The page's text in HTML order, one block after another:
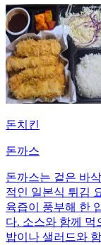
돈치킨
돈까스
돈까스는 겉은 바
적인 일본식 튀김
육즙이 풍부해 한
다. 소스와 함께 먹
밥이나 샐러드와